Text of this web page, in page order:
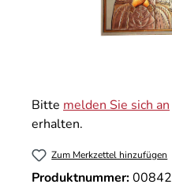
Bitte melden Sie sich an
erhalten.
Zum Merkzettel hinzufügen
Produktnummer:00842